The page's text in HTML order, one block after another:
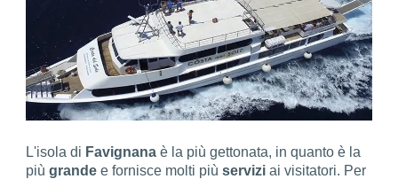
L'isola di Favignana è la più gettonata, in quanto è la
piùgrande e fornisce molti piùservizi ai visitatori. Per